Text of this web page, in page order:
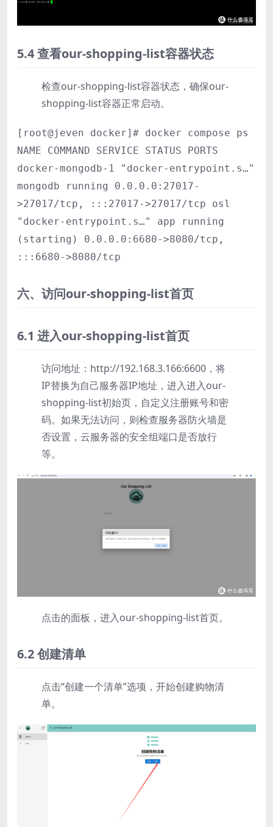
5.4 查看our-shopping-list容器状态
检查our-shopping-list容器状态，确保our-
shopping-list容器正常启动。
[root@jeven docker]# docker compose ps
NAME COMMAND SERVICE STATUS PORTS
docker-mongodb-1 "docker-entrypoint.s…"
mongodb running 0.0.0.0:27017-
>27017/tcp, :::27017->27017/tcp osl
"docker-entrypoint.s…" app running
(starting) 0.0.0.0:6680->8080/tcp,
:::6680->8080/tcp
六、访问our-shopping-list首页
6.1 进入our-shopping-list首页
访问地址：http://192.168.3.166:6600，将
IP替换为自己服务器IP地址，进入进入our-
shopping-list初始页，自定义注册账号和密
码。如果无法访问，则检查服务器防火墙是
否设置，云服务器的安全组端口是否放行
等。
点击的面板，进入our-shopping-list首页。
6.2 创建清单
点击“创建一个清单”选项，开始创建购物清
单。